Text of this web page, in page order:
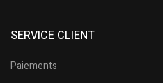
SERVICE CLIENT
Paiements